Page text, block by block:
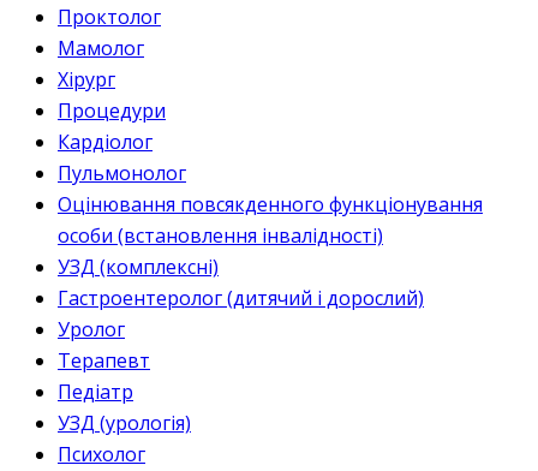
Проктолог
Мамолог
Хірург
Процедури
Кардіолог
Пульмонолог
Оцінювання повсякденного функціонування
особи (встановлення інвалідності)
УЗД (комплексні)
Гастроентеролог (дитячий і дорослий)
Уролог
Терапевт
Педіатр
УЗД (урологія)
Психолог